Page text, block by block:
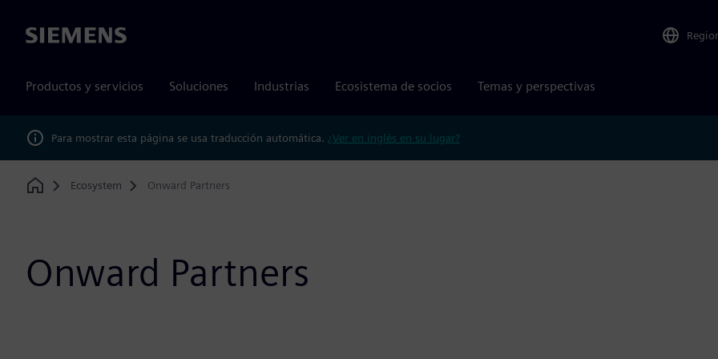
Siemens
Productos y servicios Soluciones Industrias Ecosistema de socios Temas y perspectivas
Para mostrar esta página se usa traducción automática. ¿Ver en inglés en su lugar?
Home
Ecosystem Onward Partners
Onward Partners